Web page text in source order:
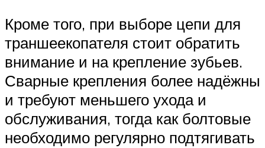
Кроме того, при выборе цепи для
траншеекопателя стоит обратить
внимание и на крепление зубьев.
Сварные крепления более надёжны
и требуют меньшего ухода и
обслуживания, тогда как болтовые
необходимо регулярно подтягивать